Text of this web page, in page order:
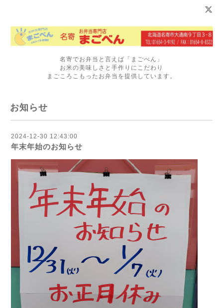
名寄でお弁当と言えば「まごべん」
お米の美味しさと手作りにこだわり
まごころこもったお弁当を提供しています。
お知らせ
2024-12-30 12:43:00
年末年始のお知らせ